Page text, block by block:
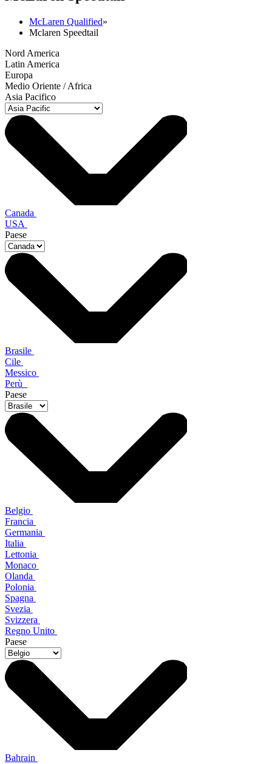
McLaren Qualified»
Mclaren Speedtail
Nord America
Latin America
Europa
Medio Oriente / Africa
Asia Pacifico
Canada
USA
Paese
Brasile
Cile
Messico
Perù
Paese
Belgio
Francia
Germania
Italia
Lettonia
Monaco
Olanda
Polonia
Spagna
Svezia
Svizzera
Regno Unito
Paese
Bahrain